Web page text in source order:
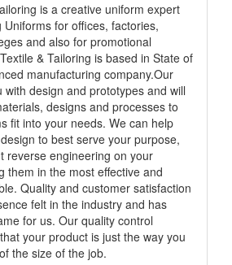
is a creative uniform expert
for offices, factories,
and also for promotional
& Tailoring is based in State of
manufacturing company.Our
with design and prototypes and will
designs and processes to
fit into your needs. We can help
to best serve your purpose,
reverse engineering on your
them in the most effective and
Quality and customer satisfaction
felt in the industry and has
for us. Our quality control
your product is just the way you
the size of the job.